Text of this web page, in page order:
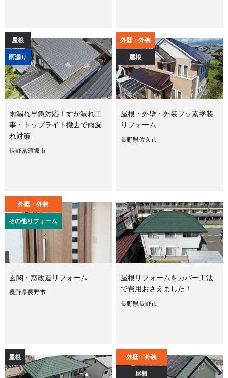
屋根
雨漏り
雨漏れ早急対応！すが漏れ工
事・トップライト撤去で雨漏
れ対策
長野県須坂市
外壁・外装
屋根
屋根・外壁・外装フッ素塗装
リフォーム
長野県佐久市
外壁・外装
その他リフォーム
玄関・窓改造リフォーム
長野県長野市
屋根リフォームをカバー工法
で費用おさえました！
長野県長野市
屋根 外壁・外装
屋根